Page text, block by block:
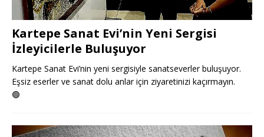
Kartepe Sanat Evi’nin Yeni Sergisi
İzleyicilerle Buluşuyor
Kartepe Sanat Evi’nin yeni sergisiyle sanatseverler buluşuyor.
Eşsiz eserler ve sanat dolu anlar için ziyaretinizi kaçırmayın.
🟢